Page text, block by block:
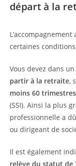
départ à la
certaines
Vous devez dans
partir à la retraite,
moins 60
(SSI). Ainsi la plus
professionnelle a
ou dirigeant de
Il est également
relève du statut de